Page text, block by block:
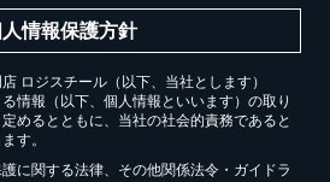
情報保護方針
ロジスチール（以下、当社とします）
情報（以下、個人情報といいます）の取り
めるとともに、当社の社会的責務であると
す。
に関する法律、その他関係法令・ガイドラ